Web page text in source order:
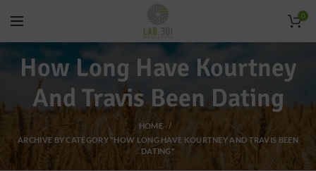
0
How Long Have Kourtney
And Travis Been Dating
HOME
ARCHIVE BY CATEGORY "HOW LONG HAVE KOURTNEY AND TRAVIS BEEN
DATING"